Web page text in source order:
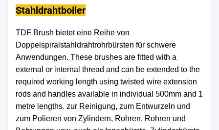
Stahldrahtboiler
TDF Brush bietet eine Reihe von
Doppelspiralstahldrahtrohrbürsten für schwere
Anwendungen. These brushes are fitted with a
external or internal thread and can be extended to the
required working length using twisted wire extension
rods and handles available in individual 500mm and 1
metre lengths. zur Reinigung, zum Entwurzeln und
zum Polieren von Zylindern, Rohren, Rohren und